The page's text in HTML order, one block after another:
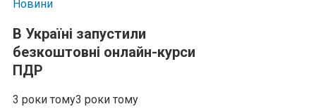
Новини
В Україні запустили
безкоштовні онлайн-курси
ПДР
3 роки тому3 роки тому